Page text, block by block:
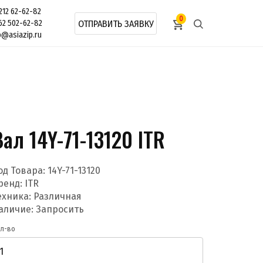
62-62-82
502-62-82
ОТПРАВИТЬ ЗАЯВКУ 0
14Y-71-13120 ITR
Товара: 14Y-71-13120
ITR
Различная
Запросить
во